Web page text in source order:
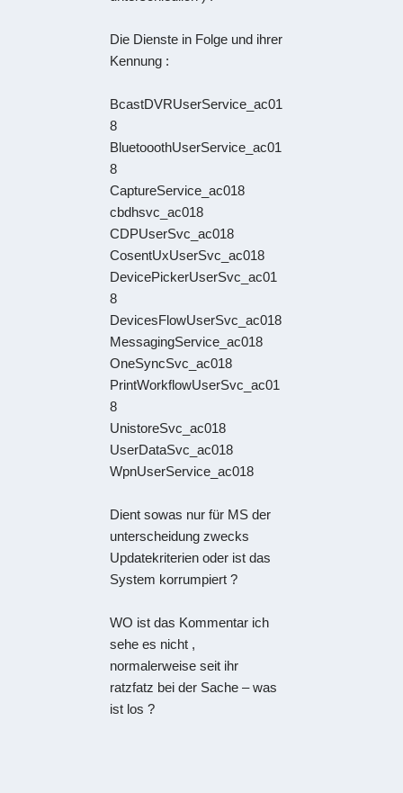
Die Dienste in Folge und ihrer
Kennung :
BcastDVRUserService_ac01
8
BluetooothUserService_ac01
8
CaptureService_ac018
cbdhsvc_ac018
CDPUserSvc_ac018
CosentUxUserSvc_ac018
DevicePickerUserSvc_ac01
8
DevicesFlowUserSvc_ac018
MessagingService_ac018
OneSyncSvc_ac018
PrintWorkflowUserSvc_ac01
8
UnistoreSvc_ac018
UserDataSvc_ac018
WpnUserService_ac018
Dient sowas nur für MS der
unterscheidung zwecks
Updatekriterien oder ist das
System korrumpiert ?
WO ist das Kommentar ich
sehe es nicht ,
normalerweise seit ihr
ratzfatz bei der Sache – was
ist los ?